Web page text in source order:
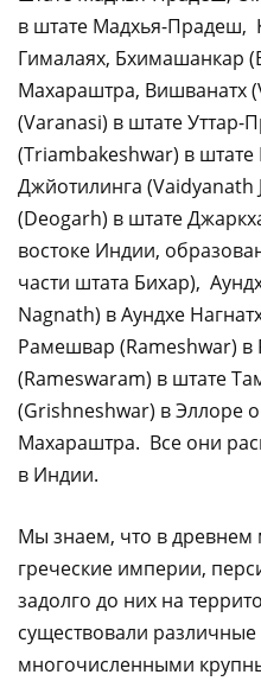
в штате Мадхья-Прадеш,
Гималаях, Бхимашанкар
Махараштра, Вишванатх
(Varanasi) в штате
(Triambakeshwar) в
Джйотилинга (Vaidyanath
(Deogarh) в штате
востоке Индии,
части штата Бихар),
Nagnath) в Аундхе
Рамешвар (Rameshwar)
(Rameswaram) в штате
(Grishneshwar) в Эллоре
Махараштра. Все они
в Индии.
Мы знаем, что в древнем
греческие империи,
задолго до них на
существовали
многочисленными